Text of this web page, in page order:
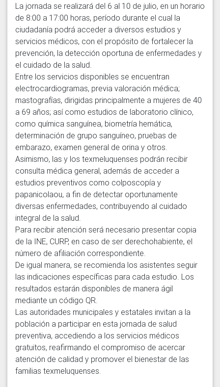
La jornada se realizará del 6 al 10 de julio, en un horario
de 8:00 a 17:00 horas, período durante el cual la
ciudadanía podrá acceder a diversos estudios y
servicios médicos, con el propósito de fortalecer la
prevención, la detección oportuna de enfermedades y
el cuidado de la salud.
Entre los servicios disponibles se encuentran
electrocardiogramas, previa valoración médica;
mastografías, dirigidas principalmente a mujeres de 40
a 69 años; así como estudios de laboratorio clínico,
como química sanguínea, biometría hemática,
determinación de grupo sanguíneo, pruebas de
embarazo, examen general de orina y otros.
Asimismo, las y los texmeluquenses podrán recibir
consulta médica general, además de acceder a
estudios preventivos como colposcopía y
papanicolaou, a fin de detectar oportunamente
diversas enfermedades, contribuyendo al cuidado
integral de la salud.
Para recibir atención será necesario presentar copia
de la INE, CURP, en caso de ser derechohabiente, el
número de afiliación correspondiente.
De igual manera, se recomienda los asistentes seguir
las indicaciones específicas para cada estudio. Los
resultados estarán disponibles de manera ágil
mediante un código QR.
Las autoridades municipales y estatales invitan a la
población a participar en esta jornada de salud
preventiva, accediendo a los servicios médicos
gratuitos, reafirmando el compromiso de acercar
atención de calidad y promover el bienestar de las